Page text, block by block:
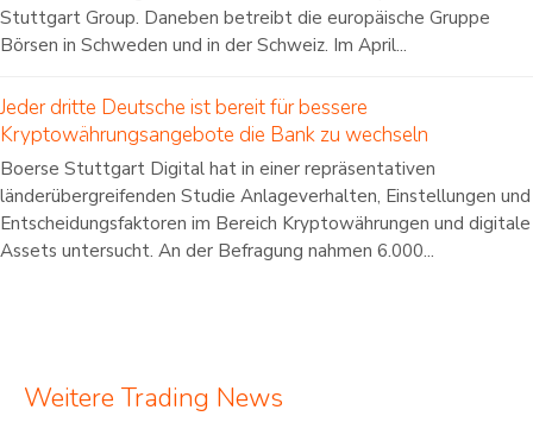
Stuttgart Group. Daneben betreibt die europäische Gruppe
Börsen in Schweden und in der Schweiz. Im April...
Jeder dritte Deutsche ist bereit für bessere
Kryptowährungsangebote die Bank zu wechseln
Boerse Stuttgart Digital hat in einer repräsentativen
länderübergreifenden Studie Anlageverhalten, Einstellungen und
Entscheidungsfaktoren im Bereich Kryptowährungen und digitale
Assets untersucht. An der Befragung nahmen 6.000...
Weitere Trading News